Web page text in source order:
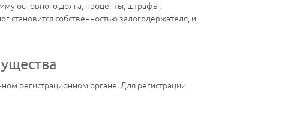
основного долга, проценты, штрафы,
становится собственностью залогодержателя, и
регистрационном органе. Для регистрации